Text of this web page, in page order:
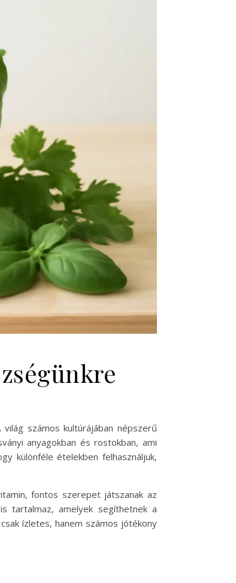
számos kultúrájában népszerű
anyagokban és rostokban, ami
különféle ételekben felhasználjuk,
fontos szerepet játszanak az
tartalmaz, amelyek segíthetnek a
ízletes, hanem számos jótékony